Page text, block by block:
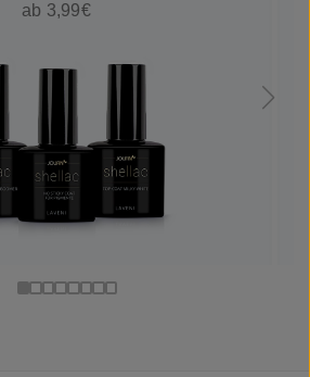
ab 3,99€